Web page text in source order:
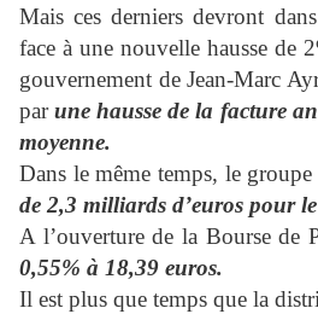
Mais ces derniers devront
face à une nouvelle hausse de
gouvernement de Jean-Marc
parune hausse de la facture
moyenne.
Dans le même temps, le
de 2,3 milliards d’euros pour
A l’ouverture de la Bourse de
0,55% à 18,39 euros.
Il est plus que temps que la